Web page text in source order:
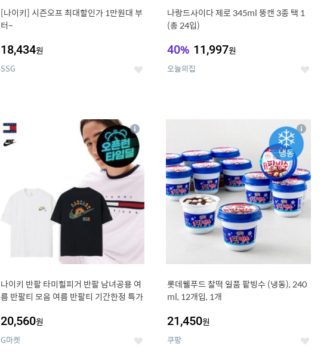
[나이키] 시즌오프 최대할인가 1만원대 부
터~
18,434원
SSG 좋
나랑드사이다 제로 345ml 뚱캔 3종 택 1
(총 24입)
40% 11,997원
오늘의집 좋
14
나이키 반팔 타미힐피거 반팔 남녀공용 여
름 반팔티 모음 여름 반팔티 기간한정 특가
20,560원
G마켓 좋
상
세
롯데웰푸드 찰떡 일품 팥빙수 (냉동), 240
ml, 12개입, 1개
21,450원
쿠팡 좋
상
세